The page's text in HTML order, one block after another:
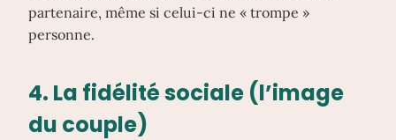
partenaire, même si celui-ci ne « trompe »
personne.
4. La fidélité sociale (l’image
du couple)